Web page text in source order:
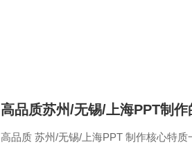
高品质苏州/无锡/上海PPT制作
高品质 苏州/无锡/上海PPT 制作核心特